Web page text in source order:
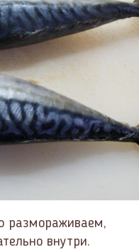
размораживаем,
внутри.